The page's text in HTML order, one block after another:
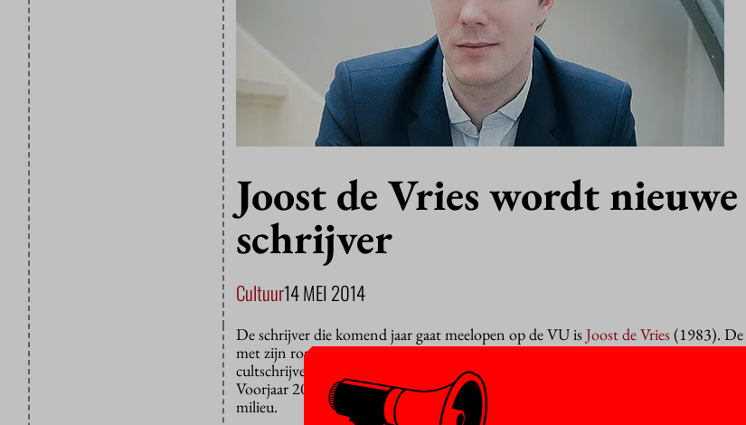
Joost de Vries wordt
schrijver
Cultuur14 MEI 2014
De schrijver die komend jaar gaat meelopen op de VU isJoost de Vries(1983). De
met zijn roman Clausewitz (2010) over een jonge academicus die op zoek gaat
cultschrijver. De Vries werkt daarnaast als redacteur voor De Groene
Voorjaar 2013 verscheen zijn tweede roman De republiek. Die speelt zich eveneens
milieu.